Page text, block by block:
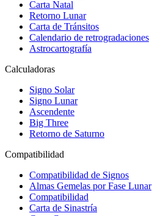
Carta Natal
Retorno Lunar
Carta de Tránsitos
Calendario de retrogradaciones
Astrocartografía
Calculadoras
Signo Solar
Signo Lunar
Ascendente
Big Three
Retorno de Saturno
Compatibilidad
Compatibilidad de Signos
Almas Gemelas por Fase Lunar
Compatibilidad
Carta de Sinastría